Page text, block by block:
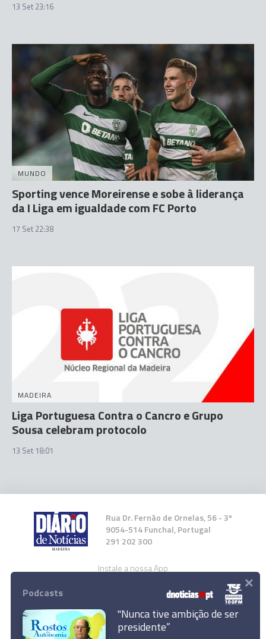
13 Set 23:16
MUNDO
Sporting vence Moreirense e sobe à liderança
da I Liga em igualdade com FC Porto
17 Set 22:38
MADEIRA
Liga Portuguesa Contra o Cancro e Grupo
Sousa celebram protocolo
13 Set 18:01
Rua Dr. Fernão de Ornelas, 56 - 3º
9054-514 Funchal, Portugal
291 202 300
Instale a nossa App
Podcasts
"Nunca tive ambição de ser
presidente”
×